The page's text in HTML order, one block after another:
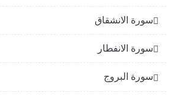
سورة الانشقاق
سورة الانفطار
سورة البروج